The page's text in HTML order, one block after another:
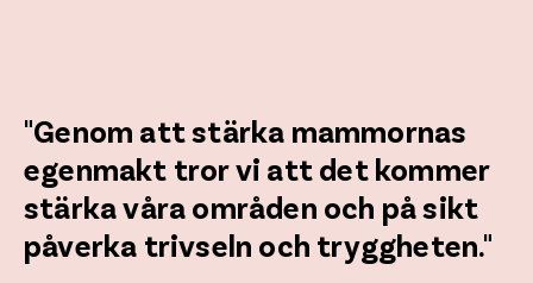
"Genom att stärka mammornas
egenmakt tror vi att det kommer
stärka våra områden och på sikt
påverka trivseln och tryggheten."